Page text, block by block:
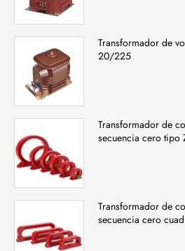
Transformador de
20/225
Transformador de
secuencia cero tipo
Transformador de
secuencia cero